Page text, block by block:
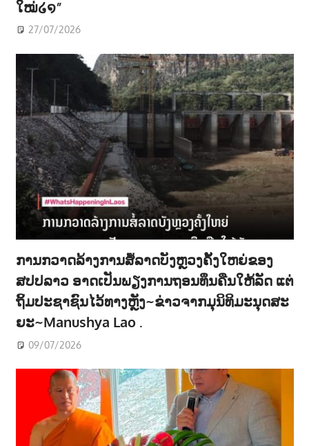
ໃໝ່໒໑”
27/07/2026
ການກວາດລ້າງການສໍ້ລາດບັງຫຼວງຄັ້ງໃຫຍ່ຂອງ
ສປປລາວ ອາດເປັນພຽງການຖອນທຶນຄືນໃຫ້ລັດ ແຕ່
ຖິ້ມປະຊາຊົນໄວ້ທາງຫຼັງ~ຂ່າວຈາກມຸນິທິມະນຸດສະ
ຍະ~Manushya Lao .
09/07/2026